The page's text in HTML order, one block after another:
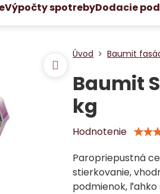
Výpočty spotrebyDodacie
Úvod Baumit
Baumit
kg
Hodnotenie
Paropriepustná
stierkovanie,
podmienok,